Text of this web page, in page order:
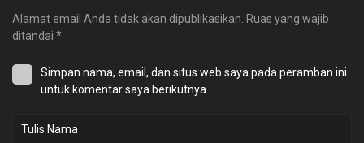
Alamat email Anda tidak akan dipublikasikan. Ruas yang wajib
ditandai *
Simpan nama, email, dan situs web saya pada peramban ini
untuk komentar saya berikutnya.